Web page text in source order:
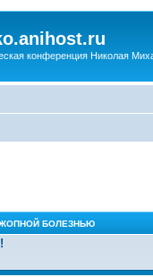
конференция Николая
ЖОПНОЙ БОЛЕЗНЬЮ